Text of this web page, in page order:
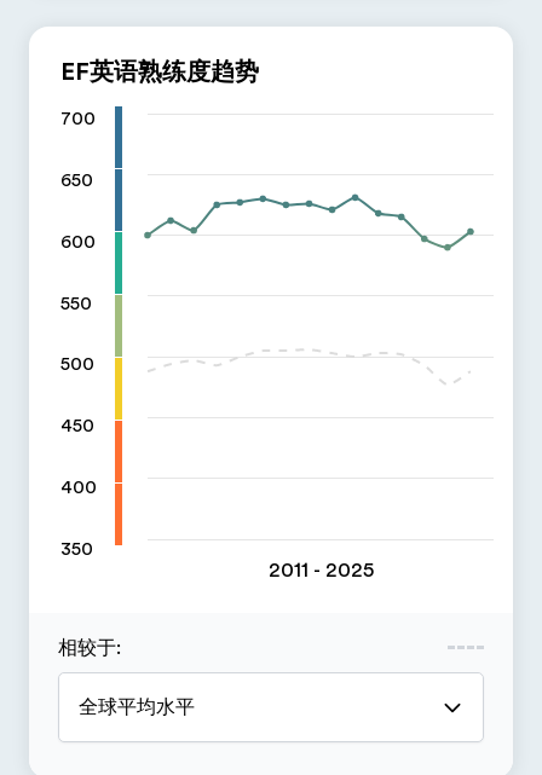
EF英语熟练度趋势
700
650
600
550
500
450
400
350
2011 - 2025
相较于:
全球平均水平